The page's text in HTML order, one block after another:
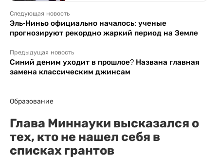
Следующая новость
Эль-Ниньо официально началось: ученые
прогнозируют рекордно жаркий период на Земле
Предыдущая новость
Синий деним уходит в прошлое? Названа главная
замена классическим джинсам
Образование
Глава Миннауки высказался о
тех, кто не нашел себя в
списках грантов